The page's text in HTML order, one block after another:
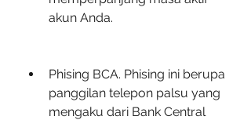
akun Anda.
Phising BCA. Phising ini berupa
panggilan telepon palsu yang
mengaku dari Bank Central